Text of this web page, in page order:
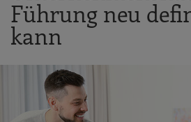
Führung neu
kann